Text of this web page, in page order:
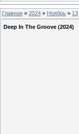
Главная » 2024 » Ноябрь » 13
Deep In The Groove (2024)